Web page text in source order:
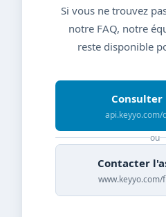
Si vous ne trouvez
notre FAQ, notre
reste disponible
Consulter
api.keyyo.com/
ou
Contacter
www.keyyo.com/